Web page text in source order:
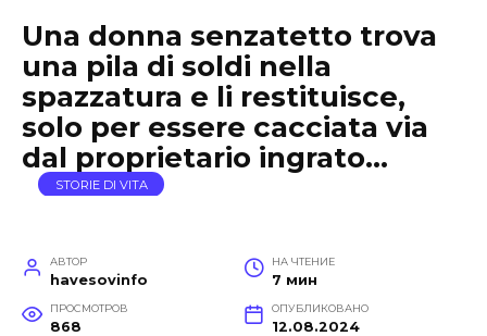
Una donna senzatetto trova
una pila di soldi nella
spazzatura e li restituisce,
solo per essere cacciata via
dal proprietario ingrato…
STORIE DI VITA
АВТОР
havesovinfo
НА ЧТЕНИЕ
7 мин
ПРОСМОТРОВ
868
ОПУБЛИКОВАНО
12.08.2024